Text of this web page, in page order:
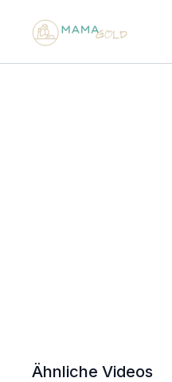
Ähnliche Videos